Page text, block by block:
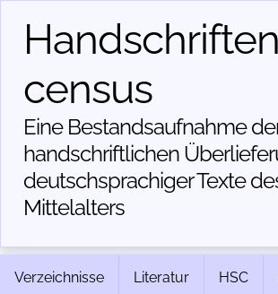
census
Eine Bestandsaufnahme
handschriftlichen
deutschsprachiger Texte
Mittelalters
Verzeichnisse Literatur HSC